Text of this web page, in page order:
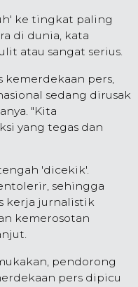
ke tingkat paling
di dunia, kata
atau sangat serius.
kemerdekaan pers,
sedang dirusak
"Kita
yang tegas dan
'dicekik'.
sehingga
kerja jurnalistik
kemerosotan
pendorong
pers dipicu